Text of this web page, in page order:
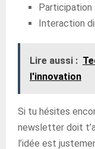
Participation
Interaction
Lire aussi :
l'innovation
Si tu hésites
newsletter doit
l’idée est